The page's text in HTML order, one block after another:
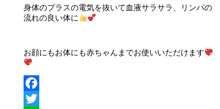
身体のプラスの電気を抜いて血液サラサラ、リンパの
流れの良い体に
お顔にもお体にも赤ちゃんまでお使いいただけます
Facebook